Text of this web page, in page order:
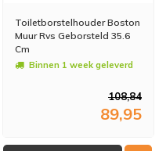
Toiletborstelhouder Boston
Muur Rvs Geborsteld 35.6
Cm
Binnen 1 week geleverd
108,84
89,95